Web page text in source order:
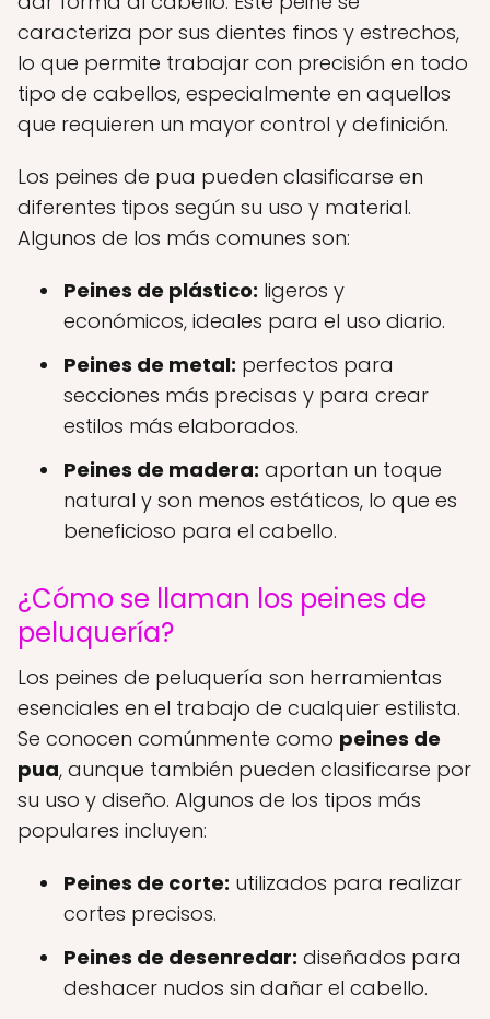
caracteriza por sus dientes finos y estrechos,
lo que permite trabajar con precisión en todo
tipo de cabellos, especialmente en aquellos
que requieren un mayor control y definición.
Los peines de pua pueden clasificarse en
diferentes tipos según su uso y material.
Algunos de los más comunes son:
Peines de plástico: ligeros y
económicos, ideales para el uso diario.
Peines de metal: perfectos para
secciones más precisas y para crear
estilos más elaborados.
Peines de madera: aportan un toque
natural y son menos estáticos, lo que es
beneficioso para el cabello.
¿Cómo se llaman los peines de
peluquería?
Los peines de peluquería son herramientas
esenciales en el trabajo de cualquier estilista.
Se conocen comúnmente como peines de
pua, aunque también pueden clasificarse por
su uso y diseño. Algunos de los tipos más
populares incluyen:
Peines de corte: utilizados para realizar
cortes precisos.
Peines de desenredar: diseñados para
deshacer nudos sin dañar el cabello.